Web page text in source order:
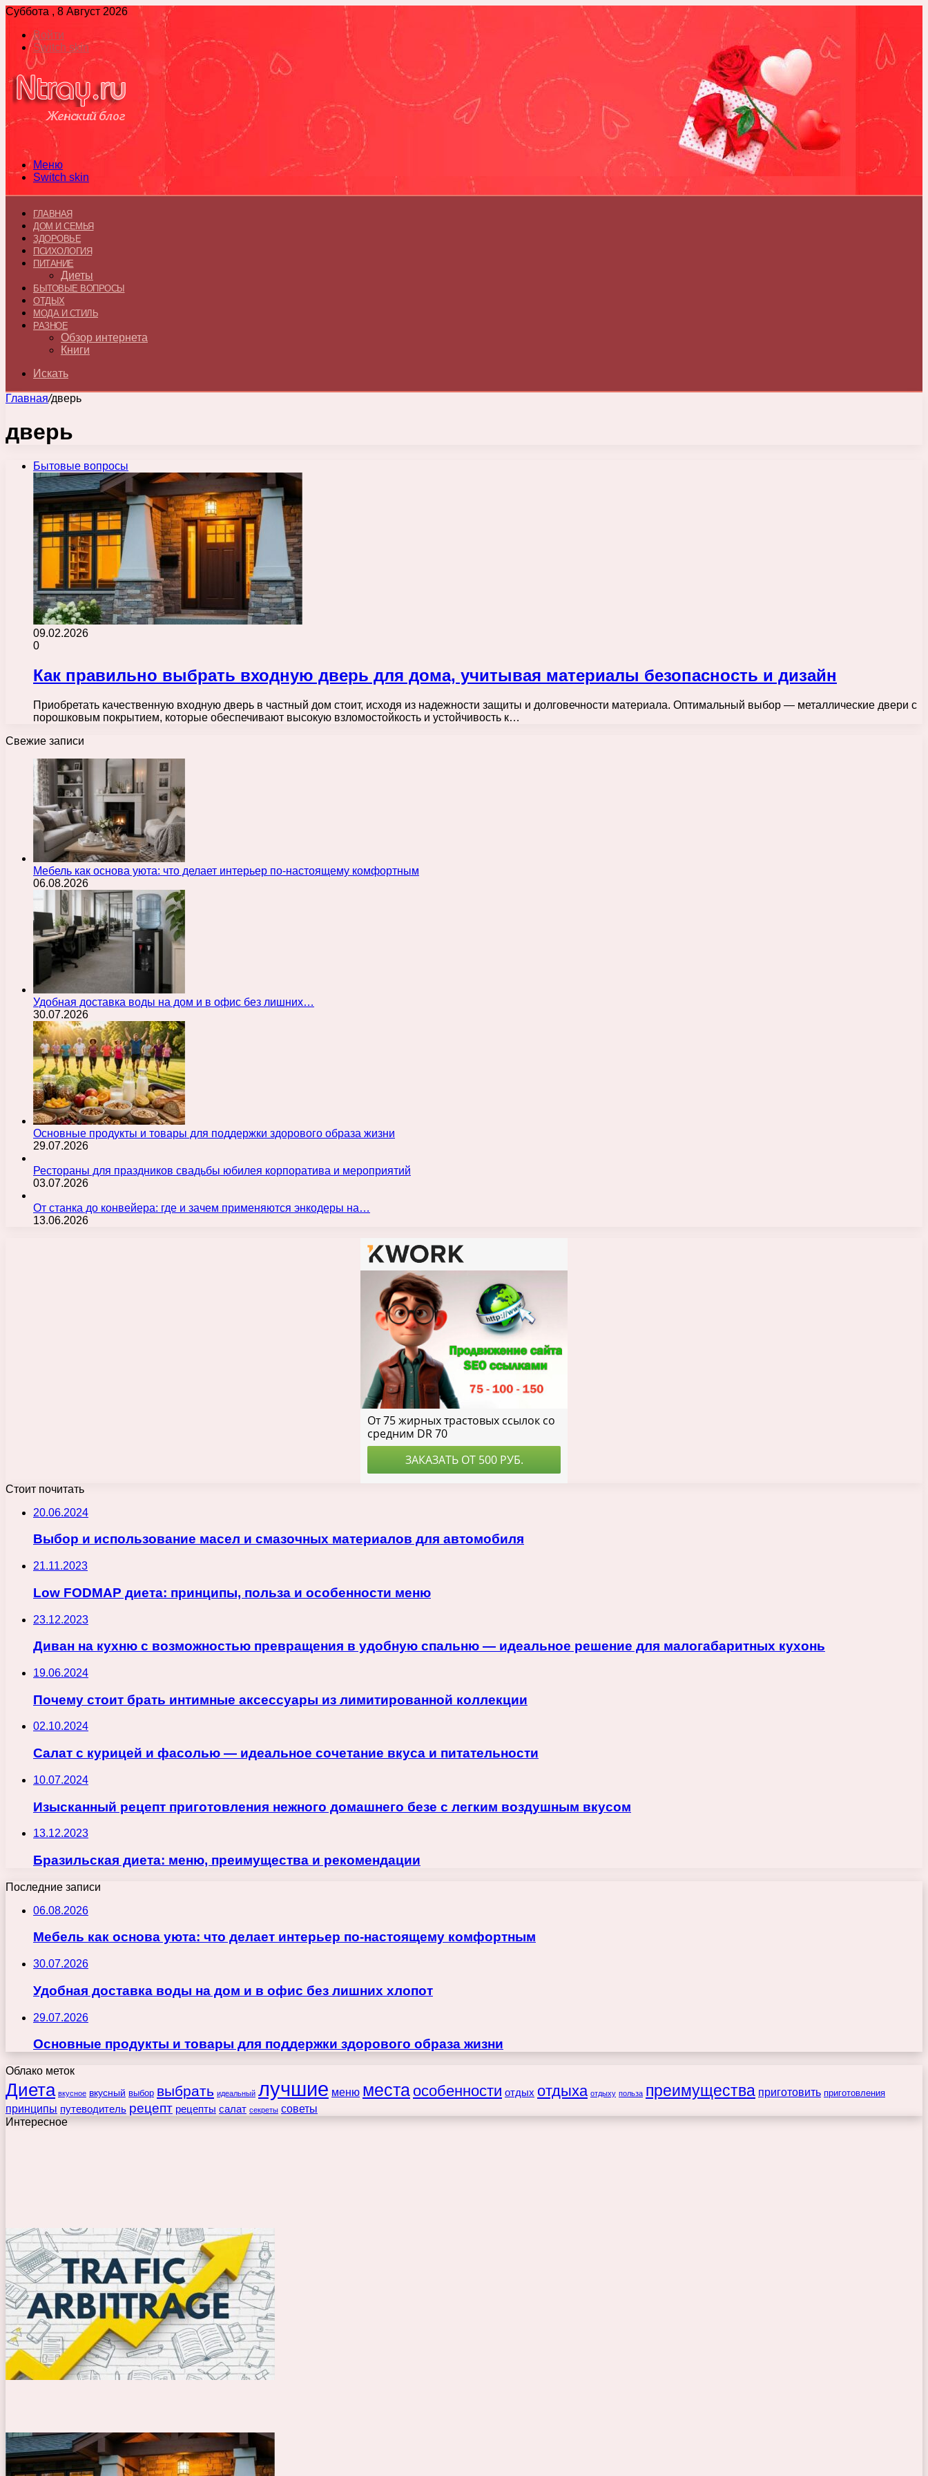
Суббота , 8 Август 2026
Войти
Switch skin
Меню
Switch skin
ГЛАВНАЯ
ДОМ И СЕМЬЯ
ЗДОРОВЬЕ
ПСИХОЛОГИЯ
ПИТАНИЕ
Диеты
БЫТОВЫЕ ВОПРОСЫ
ОТДЫХ
МОДА И СТИЛЬ
РАЗНОЕ
Обзор интернета
Книги
Искать
Главная/дверь
дверь
Бытовые вопросы
09.02.2026
0
Как правильно выбрать входную дверь для дома, учитывая материалы безопасность и дизайн
Приобретать качественную входную дверь в частный дом стоит, исходя из надежности защиты и долговечности материала. Оптимальный выбор — металлические двери с
порошковым покрытием, которые обеспечивают высокую взломостойкость и устойчивость к…
Свежие записи
Мебель как основа уюта: что делает интерьер по-настоящему комфортным
06.08.2026
Удобная доставка воды на дом и в офис без лишних…
30.07.2026
Основные продукты и товары для поддержки здорового образа жизни
29.07.2026
Рестораны для праздников свадьбы юбилея корпоратива и мероприятий
03.07.2026
От станка до конвейера: где и зачем применяются энкодеры на…
13.06.2026
Стоит почитать
20.06.2024
Выбор и использование масел и смазочных материалов для автомобиля
21.11.2023
Low FODMAP диета: принципы, польза и особенности меню
23.12.2023
Диван на кухню с возможностью превращения в удобную спальню — идеальное решение для малогабаритных кухонь
19.06.2024
Почему стоит брать интимные аксессуары из лимитированной коллекции
02.10.2024
Салат с курицей и фасолью — идеальное сочетание вкуса и питательности
10.07.2024
Изысканный рецепт приготовления нежного домашнего безе с легким воздушным вкусом
13.12.2023
Бразильская диета: меню, преимущества и рекомендации
Последние записи
06.08.2026
Мебель как основа уюта: что делает интерьер по-настоящему комфортным
30.07.2026
Удобная доставка воды на дом и в офис без лишних хлопот
29.07.2026
Основные продукты и товары для поддержки здорового образа жизни
Облако меток
Диета вкусное вкусный выбор выбрать идеальный лучшие меню места особенности отдых отдыха отдыху польза преимущества приготовить приготовления
принципы путеводитель рецепт рецепты салат секреты советы
Интересное